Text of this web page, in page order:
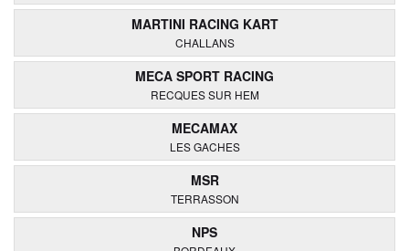
MARTINI RACING KART
CHALLANS
MECA SPORT RACING
RECQUES SUR HEM
MECAMAX
LES GACHES
MSR
TERRASSON
NPS